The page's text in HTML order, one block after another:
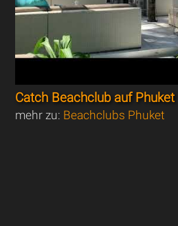
Catch Beachclub auf Phuket
mehr zu: Beachclubs Phuket